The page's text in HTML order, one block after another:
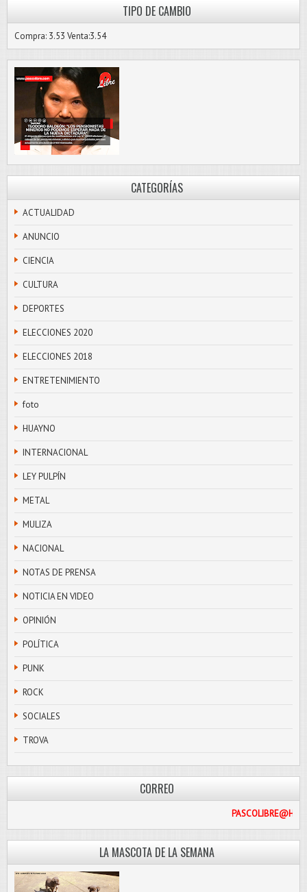
TIPO DE CAMBIO
Compra: 3.53 Venta:3.54
CATEGORÍAS
ACTUALIDAD
ANUNCIO
CIENCIA
CULTURA
DEPORTES
ELECCIONES 2020
ELECCIONES 2018
ENTRETENIMIENTO
foto
HUAYNO
INTERNACIONAL
LEY PULPÍN
METAL
MULIZA
NACIONAL
NOTAS DE PRENSA
NOTICIA EN VIDEO
OPINIÓN
POLÍTICA
PUNK
ROCK
SOCIALES
TROVA
CORREO
LA MASCOTA DE LA SEMANA